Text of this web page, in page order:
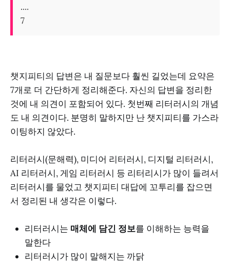
....
7
챗지피티의 답변은 내 질문보다 훨씬 길었는데 요약은
7개로 더 간단하게 정리해준다. 자신의 답변을 정리한
것에 내 의견이 포함되어 있다. 첫번째 리터러시의 개념
도 내 의견이다. 분명히 말하지만 난 챗지피티를 가스라
이팅하지 않았다.
리터러시(문해력), 미디어 리터러시, 디지털 리터러시,
AI 리터러시, 게임 리터러시 등 리터리시가 많이 들려서
리터러시를 물었고 챗지피티 대답에 꼬투리를 잡으면
서 정리된 내 생각은 이렇다.
리터러시는 매체에 담긴 정보를 이해하는 능력을
말한다
리터러시가 많이 말해지는 까닭